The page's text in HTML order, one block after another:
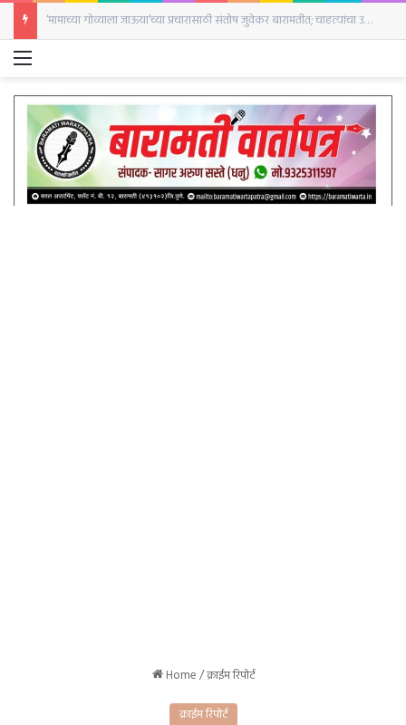
‘दृश्यम’ची आठवण करून देणारी घटना;पत्नीने केला नवऱ्याच्या हत्याचा प्रयत्न बारामती शहर पोलिस ठाण्यात सासऱ्याची गंभीर तक्रार
Menu
Home/क्राईम रिपोर्ट
क्राईम रिपोर्ट